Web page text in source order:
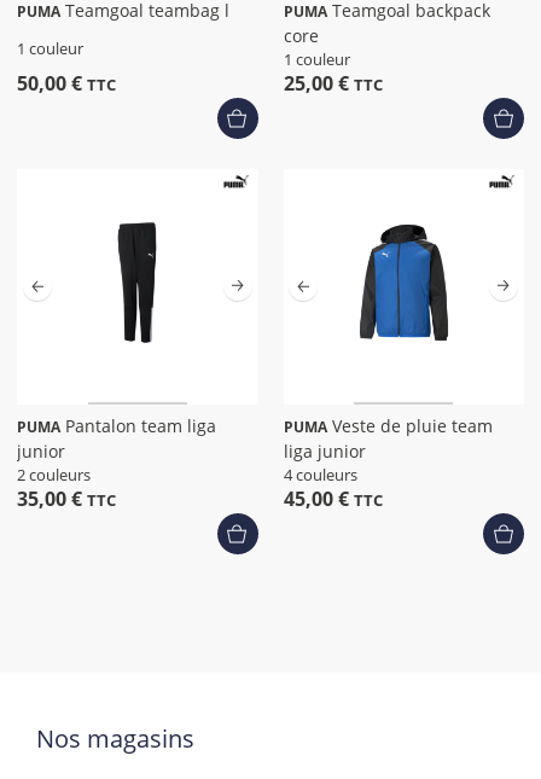
PUMA Teamgoal teambag l
1 couleur
50,00 € TTC
PUMATeamgoal backpack
core
1 couleur
25,00 € TTC
PUMA
junior
2 couleurs
35,00 € TTC
PUMAVeste de pluie team
liga junior
4 couleurs
45,00 € TTC
Nos magasins